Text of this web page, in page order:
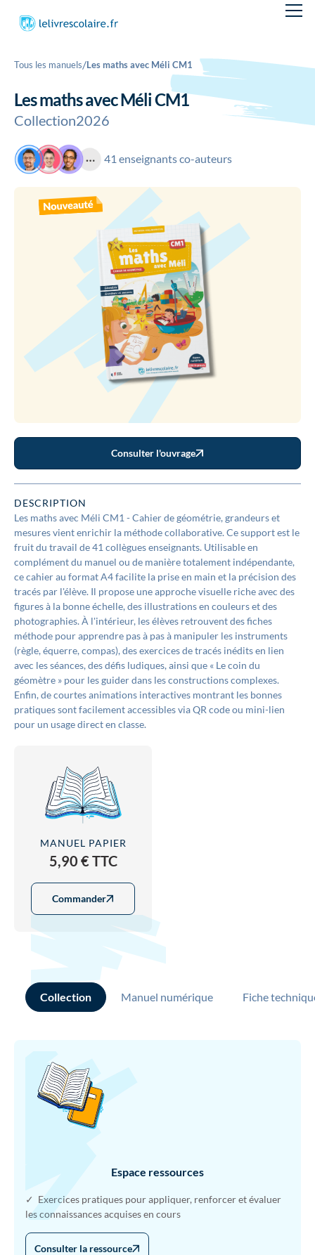
Tous les manuels/Les maths avec Méli CM1
Les maths avec Méli CM1
Collection2026
41 enseignants co-auteurs
Consulter l'ouvrage
DESCRIPTION
Les maths avec Méli CM1 - Cahier de géométrie, grandeurs et
mesures vient enrichir la méthode collaborative. Ce support est le
fruit du travail de 41 collègues enseignants. Utilisable en
complément du manuel ou de manière totalement indépendante,
ce cahier au format A4 facilite la prise en main et la précision des
tracés par l'élève. Il propose une approche visuelle riche avec des
figures à la bonne échelle, des illustrations en couleurs et des
photographies. À l'intérieur, les élèves retrouvent des fiches
méthode pour apprendre pas à pas à manipuler les instruments
(règle, équerre, compas), des exercices de tracés inédits en lien
avec les séances, des défis ludiques, ainsi que « Le coin du
géomètre » pour les guider dans les constructions complexes.
Enfin, de courtes animations interactives montrant les bonnes
pratiques sont facilement accessibles via QR code ou mini-lien
pour un usage direct en classe.
MANUEL PAPIER
5,90 € TTC
Commander
Collection Manuel numérique Fiche
Espace ressources
✓ Exercices pratiques pour appliquer, renforcer et évaluer
les connaissances acquises en cours
Consulter la ressource